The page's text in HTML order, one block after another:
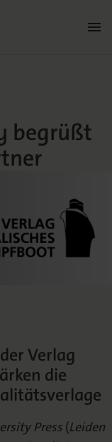
begrüßt
Verlag
die
Press (Leiden